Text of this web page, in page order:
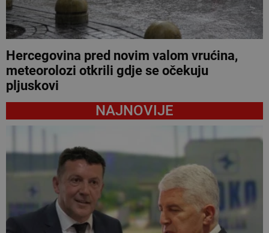
Hercegovina pred novim valom vrućina,
meteorolozi otkrili gdje se očekuju
pljuskovi
NAJNOVIJE